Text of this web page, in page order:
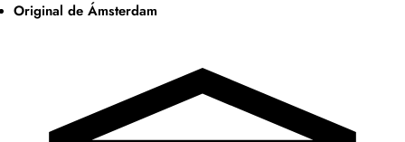
Original de Ámsterdam